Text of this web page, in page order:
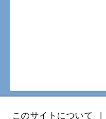
このサイトについて |